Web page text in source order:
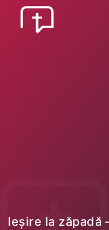
Ieșire la zăpadă